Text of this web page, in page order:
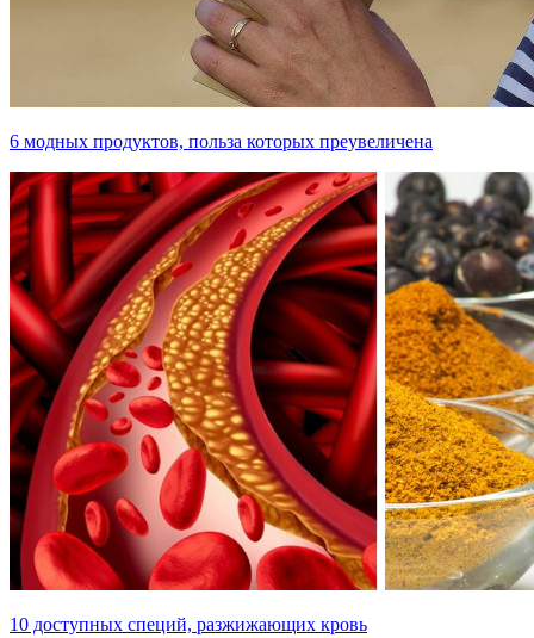
6 модных продуктов, польза которых преувеличена
10 доступных специй, разжижающих кровь